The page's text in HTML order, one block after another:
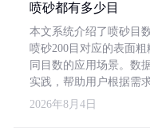
喷砂都有多少目
本文系统介绍了喷砂目
喷砂200目对应的表面
同目数的应用场景。数
实践，帮助用户根据需
2026年8月4日